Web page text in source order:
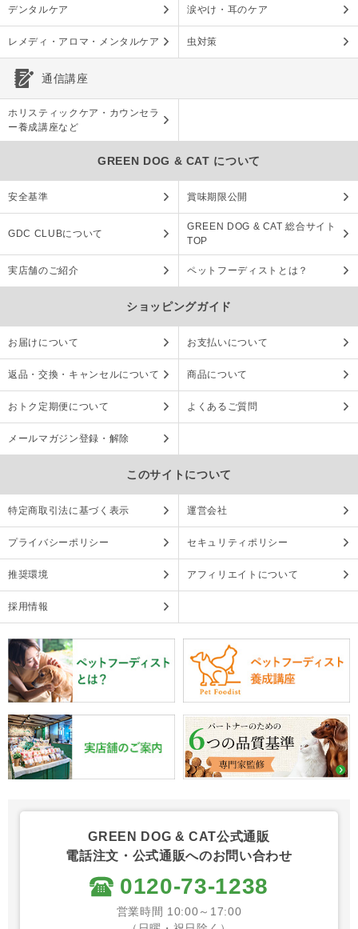
デンタルケア 涙やけ・耳のケア
レメディ・アロマ・メンタルケア 虫対策
通信講座
ホリスティックケア・カウンセラ
ー養成講座など
GREEN DOG & CAT について
安全基準 賞味期限公開
GDC CLUBについて
GREEN DOG & CAT 総合サイト
TOP
実店舗のご紹介 ペットフーディストとは？
ショッピングガイド
お届けについて お支払いについて
返品・交換・キャンセルについて 商品について
おトク定期便について よくあるご質問
メールマガジン登録・解除
このサイトについて
特定商取引法に基づく表示 運営会社
プライバシーポリシー セキュリティポリシー
推奨環境 アフィリエイトについて
採用情報
GREEN DOG & CAT公式通販
電話注文・公式通販へのお問い合わせ
0120-73-1238
営業時間 10:00～17:00